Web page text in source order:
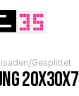
/Gesplittet
20x30x7